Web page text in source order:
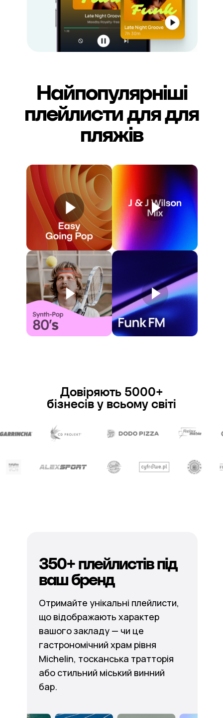
Найпопулярніші
плейлисти длядля
пляжів
Довіряють 5000+
бізнесів у всьому світі
350+ плейлистів під
ваш бренд
Отримайте унікальні плейлисти,
що відображають характер
вашого закладу — чи це
гастрономічний храм рівня
Michelin, тосканська тратторія
або стильний міський винний
бар.